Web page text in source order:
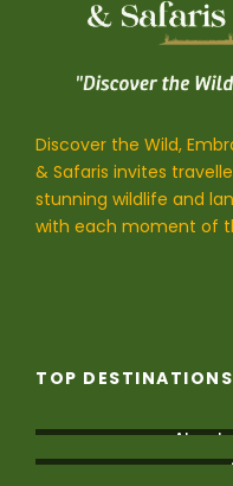
Discover the Wild,
& Safaris invites
stunning wildlife and
with each moment of
TOP DESTINATIONS